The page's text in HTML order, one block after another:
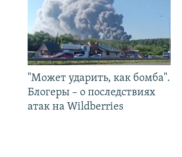
"Может ударить, как бомба".
Блогеры – о последствиях
атак на Wildberries